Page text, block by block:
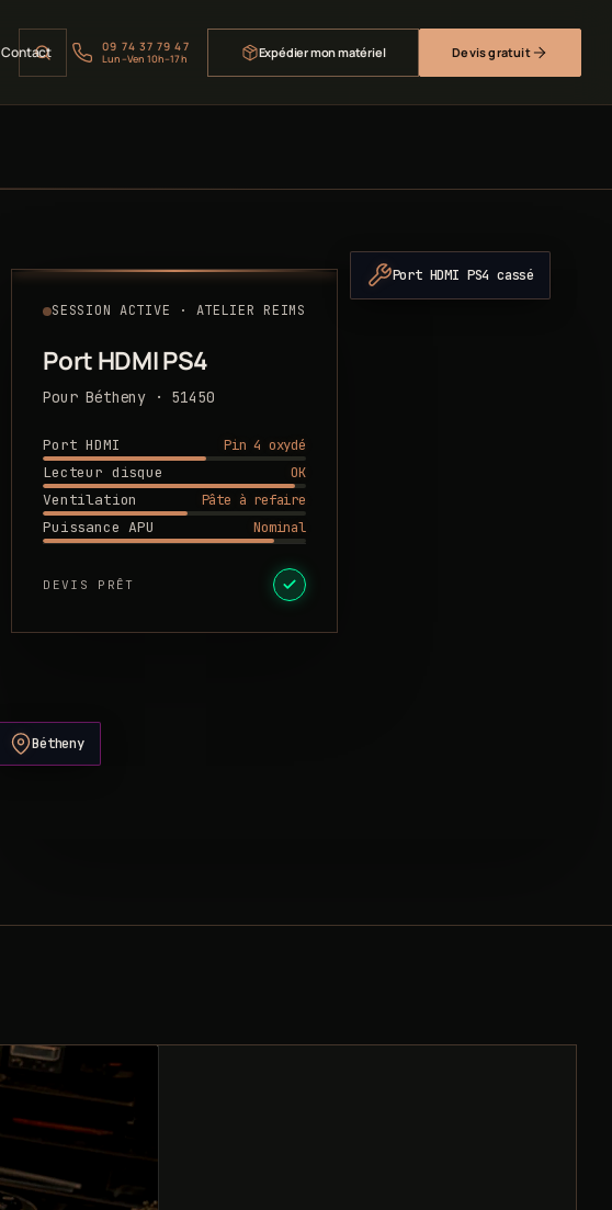
Contact 09 74 37 79 47
Lun–Ven 10h–17h Expédier mon matériel Devis gratuit
SESSION ACTIVE · ATELIER REIMS
Port HDMI PS4
Pour Bétheny · 51450
Port HDMI
Pin 4 oxydé
Lecteur disque
OK
Ventilation
Pâte à refaire
Puissance APU
Nominal
DEVIS PRÊT
Port HDMI PS4 cassé
Bétheny